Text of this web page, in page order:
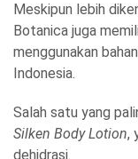
Meskipun lebih
Botanica juga
menggunakan
Indonesia.
Salah satu yang
Silken Body Lotion,
dehidrasi.